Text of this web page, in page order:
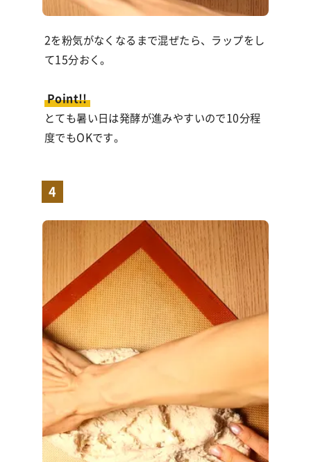
2を粉気がなくなるまで混ぜたら、ラップをし
て15分おく。
Point!!
とても暑い日は発酵が進みやすいので 10分程
度でもOKです。
4